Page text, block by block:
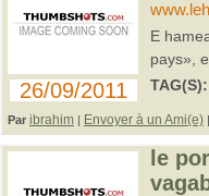
26/09/2011
E
pays»,
TAG(S):
Par ibrahim | Envoyer à un Ami(e) |
le